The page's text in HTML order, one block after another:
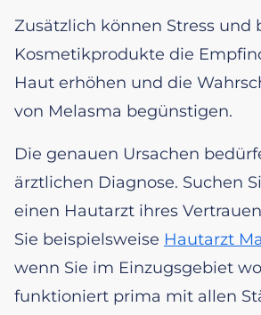
Zusätzlich können Stress und
Kosmetikprodukte die
Haut erhöhen und die
von Melasma begünstigen.
Die genauen Ursachen
ärztlichen Diagnose. Suchen
einen Hautarzt ihres
Sie beispielsweise Hautarzt
wenn Sie im Einzugsgebiet
funktioniert prima mit allen